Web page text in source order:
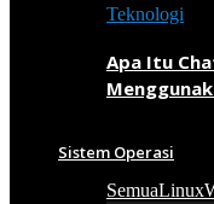
Teknologi
Apa Itu
Sistem Operasi
SemuaLinux